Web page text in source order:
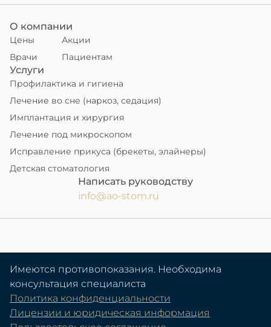
О компании
Цены
Акции
Врачи
Пациентам
Услуги
Профилактика и гигиена
Лечение во сне (наркоз, седация)
Имплантация и хирургия
Лечение под микроскопом
Исправление прикуса (брекеты, элайнеры)
Детская стоматология
Написать руководству
info@ao-stom.ru
Имеются противопоказания. Необходима
консультация специалиста
Политика конфиденциальности
Лицензии и юридическая информация